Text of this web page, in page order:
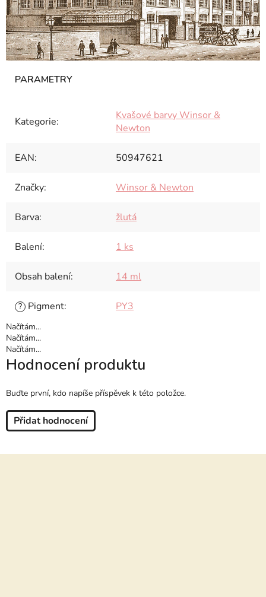
Kategorie:
Kvašové barvy Winsor &
Newton
EAN: 50947621
Značky: Winsor & Newton
Barva: žlutá
Balení: 1 ks
Obsah balení: 14 ml
? Pigment: PY3
Načítám...
Načítám...
Načítám...
Hodnocení produktu
Buďte první, kdo napíše příspěvek k této položce.
Přidat hodnocení